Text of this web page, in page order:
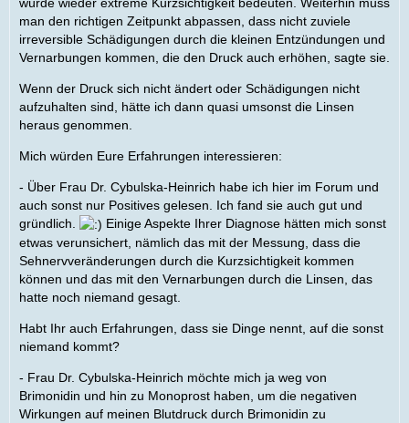
man den richtigen Zeitpunkt abpassen, dass nicht zuviele
irreversible Schädigungen durch die kleinen Entzündungen und
Vernarbungen kommen, die den Druck auch erhöhen, sagte sie.
Wenn der Druck sich nicht ändert oder Schädigungen nicht
aufzuhalten sind, hätte ich dann quasi umsonst die Linsen
heraus genommen.
Mich würden Eure Erfahrungen interessieren:
- Über Frau Dr. Cybulska-Heinrich habe ich hier im Forum und
auch sonst nur Positives gelesen. Ich fand sie auch gut und
gründlich.
Einige Aspekte Ihrer Diagnose hätten mich sonst
etwas verunsichert, nämlich das mit der Messung, dass die
Sehnervveränderungen durch die Kurzsichtigkeit kommen
können und das mit den Vernarbungen durch die Linsen, das
hatte noch niemand gesagt.
Habt Ihr auch Erfahrungen, dass sie Dinge nennt, auf die sonst
niemand kommt?
- Frau Dr. Cybulska-Heinrich möchte mich ja weg von
Brimonidin und hin zu Monoprost haben, um die negativen
Wirkungen auf meinen Blutdruck durch Brimonidin zu